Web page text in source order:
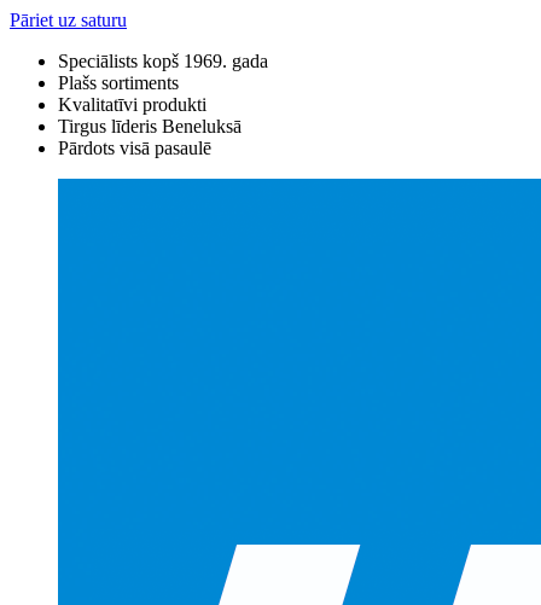
Pāriet uz saturu
Speciālists kopš 1969. gada
Plašs sortiments
Kvalitatīvi produkti
Tirgus līderis Beneluksā
Pārdots visā pasaulē